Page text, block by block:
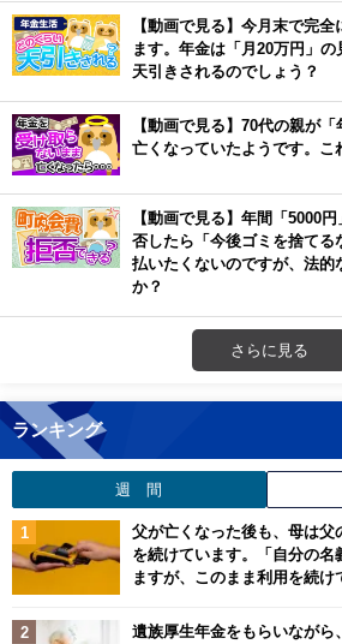
【動画で見る】今月末で完
ます。年金は「月20万円」
天引きされるのでしょう？
【動画で見る】70代の親が
亡くなっていたようです。
【動画で見る】年間「5000
否したら「今後ゴミを捨てる
払いたくないのですが、法的
か？
さらに見る
ランキング
週 間
父が亡くなった後も、母は父
を続けています。「自分の名
ますが、このまま利用を続け
遺族厚生年金をもらいながら